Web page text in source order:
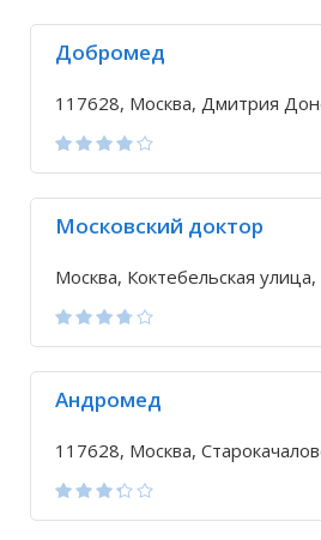
Добромед
117628, Москва, Дмитрия
Московский доктор
Москва, Коктебельская улица,
Андромед
117628, Москва,